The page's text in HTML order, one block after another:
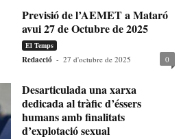
Previsió de l’AEMET a Mataró
avui 27 de Octubre de 2025
El Temps
Redacció - 27 d'octubre de 2025 0
Desarticulada una xarxa
dedicada al tràfic d’éssers
humans amb finalitats
d’explotació sexual